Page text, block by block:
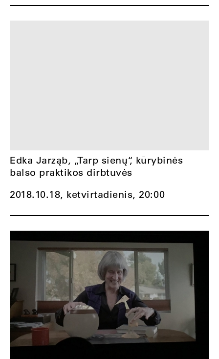
2018.10.18, ketvirtadienis, 20:00
Edka Jarząb, „Tarp sienų“, kūrybinės
balso praktikos dirbtuvės